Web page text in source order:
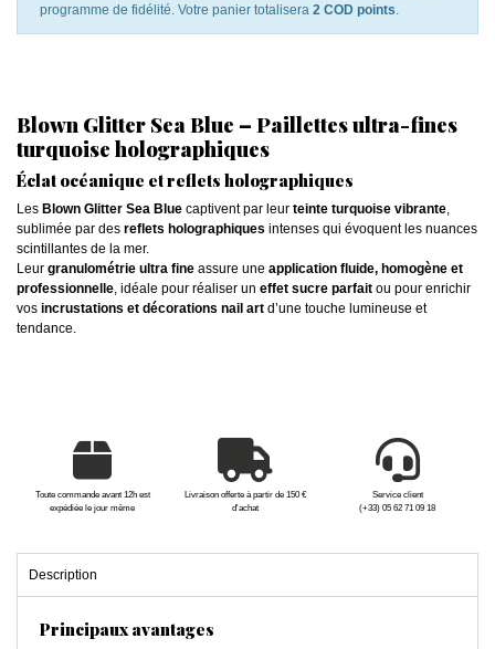
programme de fidélité. Votre panier totalisera 2 COD points.
Blown Glitter Sea Blue – Paillettes ultra-fines
turquoise holographiques
Éclat océanique et reflets holographiques
Les Blown Glitter Sea Blue captivent par leur teinte turquoise vibrante,
sublimée par des reflets holographiques intenses qui évoquent les nuances
scintillantes de la mer.
Leur granulométrie ultra fine assure une application fluide, homogène et
professionnelle, idéale pour réaliser un effet sucre parfait ou pour enrichir
vos incrustations et décorations nail art d’une touche lumineuse et
tendance.
Toute commande avant 12h est
expédiée le jour même
Livraison offerte à partir de 150 €
d'achat
Service client
(+33) 05 62 71 09 18
Description
Principaux avantages